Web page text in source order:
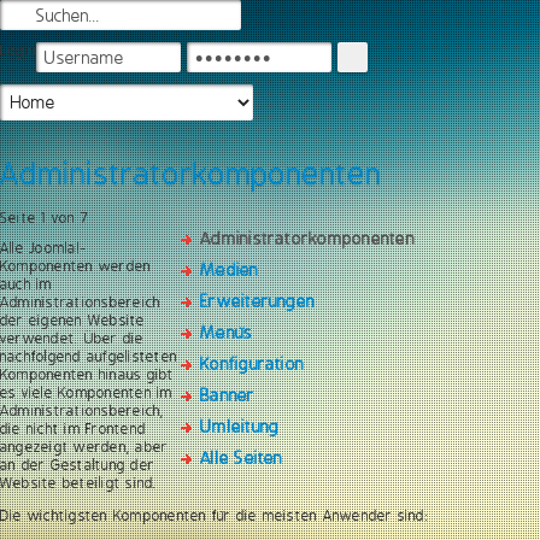
Login
Administratorkomponenten
Administratorkomponenten
Medien
Erweiterungen
Menüs
Konfiguration
Banner
Umleitung
Alle Seiten
Seite 1 von 7
Alle Joomla!-
Komponenten werden
auch im
Administrationsbereich
der eigenen Website
verwendet. Über die
nachfolgend aufgelisteten
Komponenten hinaus gibt
es viele Komponenten im
Administrationsbereich,
die nicht im Frontend
angezeigt werden, aber
an der Gestaltung der
Website beteiligt sind.
Die wichtigsten Komponenten für die meisten Anwender sind: